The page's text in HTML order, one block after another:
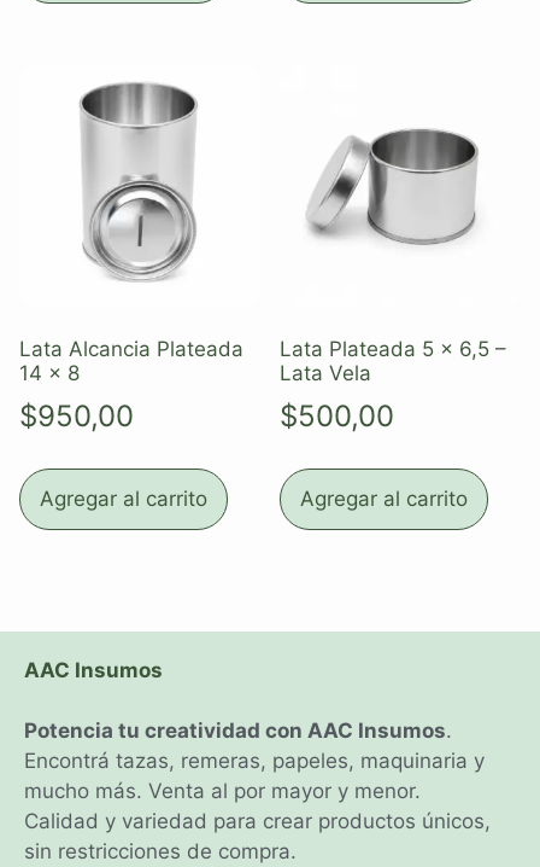
Lata Alcancia Plateada
14 x 8
$950,00
Agregar al carrito
Lata Plateada 5 x 6,5 –
Lata Vela
$500,00
Agregar al carrito
AAC Insumos
Potencia tu creatividad con AAC Insumos.
Encontrá tazas, remeras, papeles, maquinaria y
mucho más. Venta al por mayor y menor.
Calidad y variedad para crear productos únicos,
sin restricciones de compra.